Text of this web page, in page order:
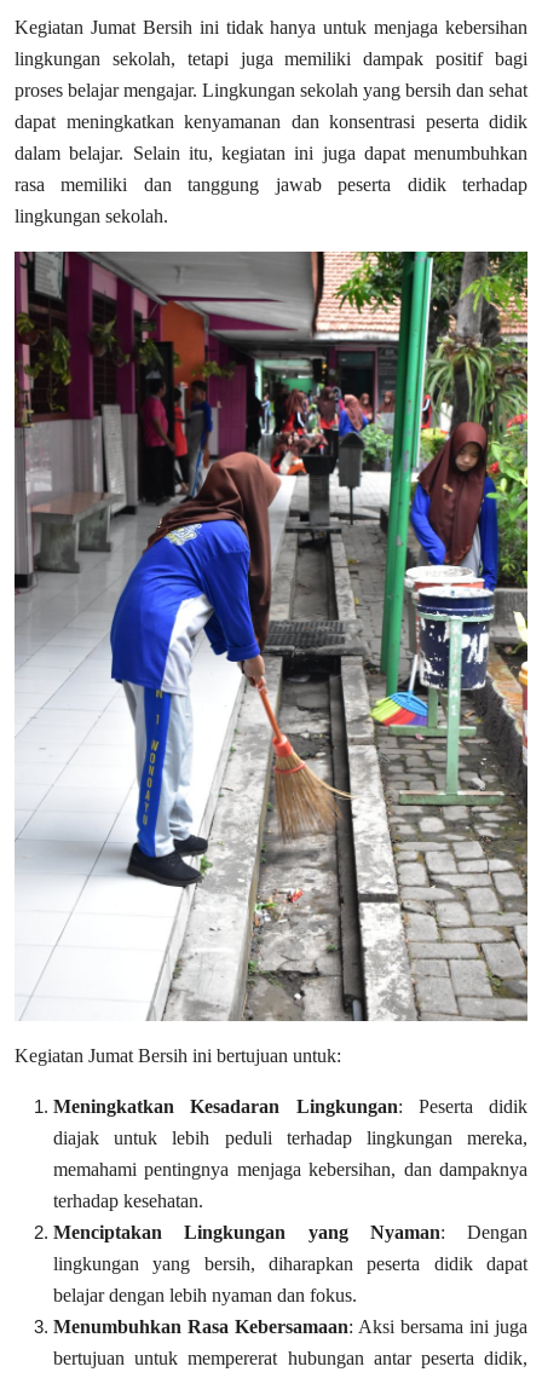
Kegiatan Jumat Bersih ini tidak hanya untuk menjaga kebersihan
lingkungan sekolah, tetapi juga memiliki dampak positif bagi
proses belajar mengajar. Lingkungan sekolah yang bersih dan sehat
dapat meningkatkan kenyamanan dan konsentrasi peserta didik
dalam belajar. Selain itu, kegiatan ini juga dapat menumbuhkan
rasa memiliki dan tanggung jawab peserta didik terhadap
lingkungan sekolah.
Kegiatan Jumat Bersih ini bertujuan untuk:
Meningkatkan Kesadaran Lingkungan: Peserta didik
diajak untuk lebih peduli terhadap lingkungan mereka,
memahami pentingnya menjaga kebersihan, dan dampaknya
terhadap kesehatan.
Menciptakan Lingkungan yang Nyaman: Dengan
lingkungan yang bersih, diharapkan peserta didik dapat
belajar dengan lebih nyaman dan fokus.
Menumbuhkan Rasa Kebersamaan: Aksi bersama ini juga
bertujuan untuk mempererat hubungan antar peserta didik,